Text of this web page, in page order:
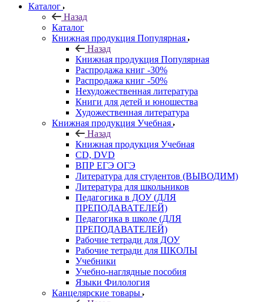
Каталог
Назад
Каталог
Книжная продукция Популярная
Назад
Книжная продукция Популярная
Распродажа книг -30%
Распродажа книг -50%
Нехудожественная литература
Книги для детей и юношества
Художественная литература
Книжная продукция Учебная
Назад
Книжная продукция Учебная
CD, DVD
ВПР ЕГЭ ОГЭ
Литература для студентов (ВЫВОДИМ)
Литература для школьников
Педагогика в ДОУ (ДЛЯ
ПРЕПОДАВАТЕЛЕЙ)
Педагогика в школе (ДЛЯ
ПРЕПОДАВАТЕЛЕЙ)
Рабочие тетради для ДОУ
Рабочие тетради для ШКОЛЫ
Учебники
Учебно-наглядные пособия
Языки Филология
Канцелярские товары